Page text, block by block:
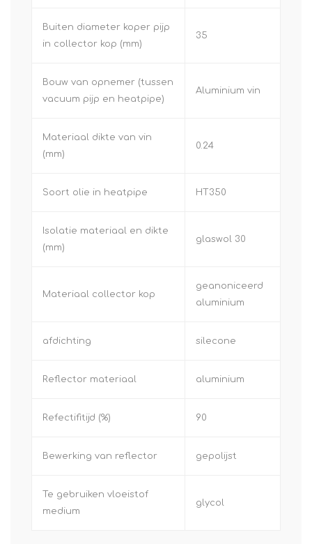
Buiten diameter koper pijp
in collector kop (mm)
35
Bouw van opnemer (tussen
vacuum pijp en heatpipe)
Aluminium vin
Materiaal dikte van vin
(mm)
0.24
Soort olie in heatpipe HT350
Isolatie materiaal en dikte
(mm)
glaswol 30
Materiaal collector kop
geanoniceerd
aluminium
afdichting silecone
Reflector materiaal aluminium
Refectifitijd (%) 90
Bewerking van reflector gepolijst
Te gebruiken vloeistof
medium
glycol